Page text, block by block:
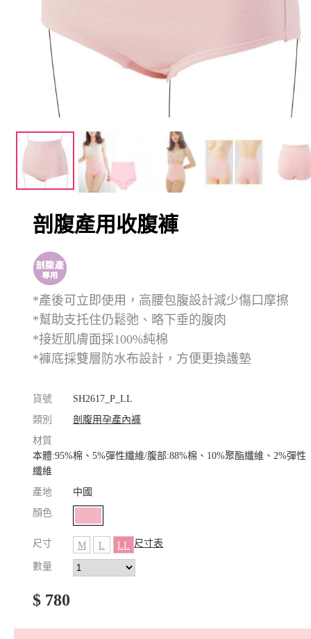
剖腹產用收腹褲
*產後可立即使用，高腰包腹設計減少傷口摩擦
*幫助支托住仍鬆弛、略下垂的腹肉
*接近肌膚面採100%純棉
*褲底採雙層防水布設計，方便更換護墊
貨號
SH2617_P_LL
類別
剖腹用孕產內褲
材質
本體:95%棉、5%彈性纖維/腹部:88%棉、10%聚酯纖維、2%彈性
纖維
產地
中國
顏色
尺寸 M L LL 尺寸表
數量
$ 780